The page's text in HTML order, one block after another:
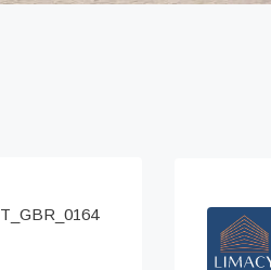
T_GBR_0164